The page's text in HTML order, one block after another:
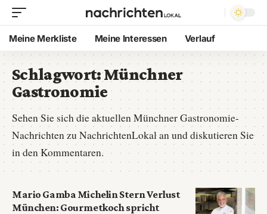
Meine Merkliste Meine Interessen Verlauf
Schlagwort:Münchner
Gastronomie
Sehen Sie sich die aktuellen Münchner Gastronomie-
Nachrichten zu NachrichtenLokal an und diskutieren Sie
in den Kommentaren.
Mario Gamba Michelin Stern Verlust
München: Gourmetkoch spricht